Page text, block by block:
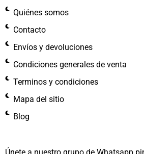
Quiénes somos
Contacto
Envíos y devoluciones
Condiciones generales de venta
Terminos y condiciones
Mapa del sitio
Blog